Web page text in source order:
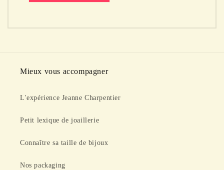
Mieux vous accompagner
L'expérience Jeanne Charpentier
Petit lexique de joaillerie
Connaître sa taille de bijoux
Nos packaging